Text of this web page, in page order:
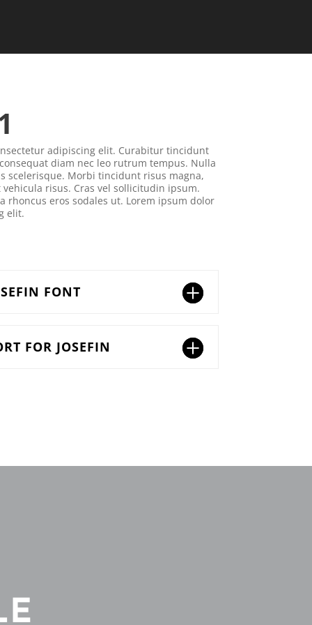
adipiscing elit. Curabitur tincidunt
diam nec leo rutrum tempus. Nulla
scelerisque. Morbi tincidunt risus magna,
risus. Cras vel sollicitudin ipsum.
rhoncus eros sodales ut. Lorem ipsum dolor
elit.
FONT
FOR JOSEFIN